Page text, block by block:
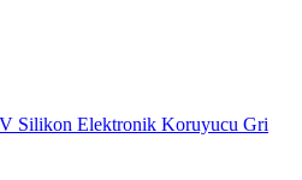
Silikon Elektronik Koruyucu Gri